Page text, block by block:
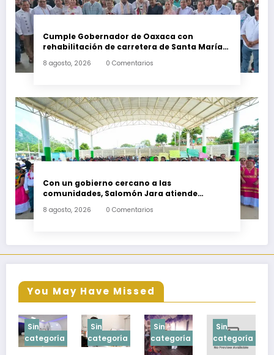
Cumple Gobernador de Oaxaca con
rehabilitación de carretera de Santa María
8 agosto, 2026 0 Comentarios
Con un gobierno cercano a las
comunidades, Salomón Jara atiende
Tenango
8 agosto, 2026 0 Comentarios
You May Have Missed
Sin
categoría
Sin
categoría
Sin
categoría
Sin
categoría